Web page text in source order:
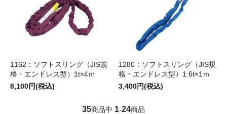
1162：ソフトスリング（JIS規
格・エンドレス型）1t×4ｍ
8,100円(税込)
1280：ソフトスリング（JIS規
格・エンドレス型）1.6t×1ｍ
3,400円(税込)
35商品中 1-24商品